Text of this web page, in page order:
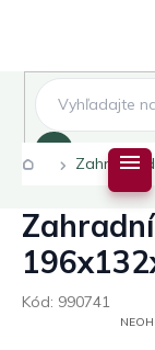
DomůZahradní
Kód: 990741
PRŮMĚRNÉ